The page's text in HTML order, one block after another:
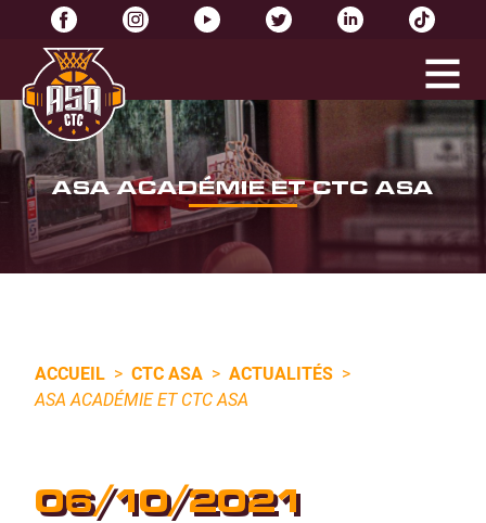
ASA ACADÉMIE ET CTC ASA
ACCUEIL > CTC ASA > ACTUALITÉS >
ASA ACADÉMIE ET CTC ASA
06/10/2021